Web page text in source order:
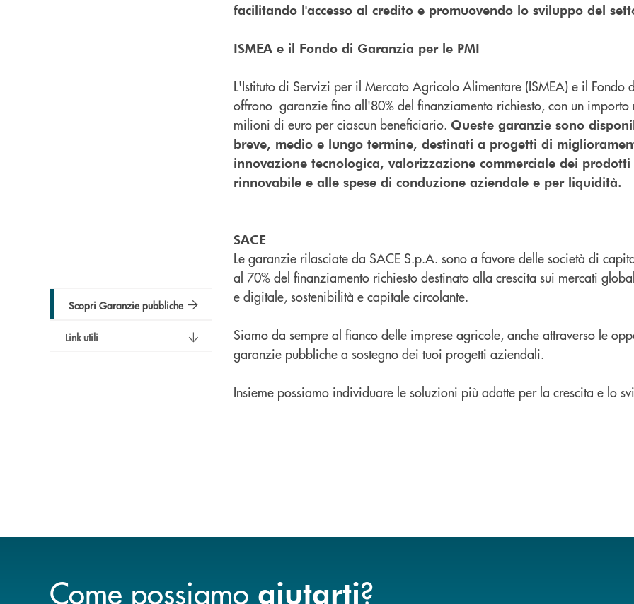
Scopri Garanzie pubbliche
Link utili
facilitando l'accesso al credito e promuovendo lo sviluppo del
ISMEA e il Fondo di Garanzia per le PMI
L'Istituto di Servizi per il Mercato Agricolo Alimentare (ISMEA) e il Fondo
offrono garanzie fino all'80% del finanziamento richiesto, con un
milioni di euro per ciascun beneficiario. Queste garanzie sono
breve, medio e lungo termine, destinati a progetti di
innovazione tecnologica, valorizzazione commerciale dei
rinnovabile e alle spese di conduzione aziendale e per liquidità.
SACE
Le garanzie rilasciate da SACE S.p.A. sono a favore delle società di
al 70% del finanziamento richiesto destinato alla crescita sui mercati
e digitale, sostenibilità e capitale circolante.
Siamo da sempre al fianco delle imprese agricole, anche attraverso le
garanzie pubbliche a sostegno dei tuoi progetti aziendali.
Insieme possiamo individuare le soluzioni più adatte per la crescita e lo
Come possiamo aiutarti?